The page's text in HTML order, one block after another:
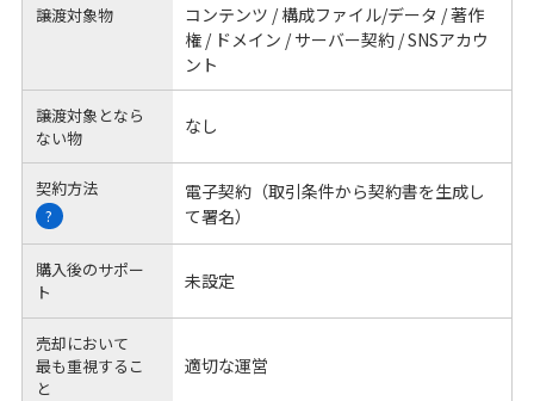
譲渡対象物
コンテンツ / 構成ファイル/データ / 著作
権 / ドメイン / サーバー契約 / SNSアカウ
ント
譲渡対象となら
ない物
なし
契約方法
?
電子契約（取引条件から契約書を生成し
て署名）
購入後のサポー
ト
未設定
売却において
最も重視するこ
と
適切な運営